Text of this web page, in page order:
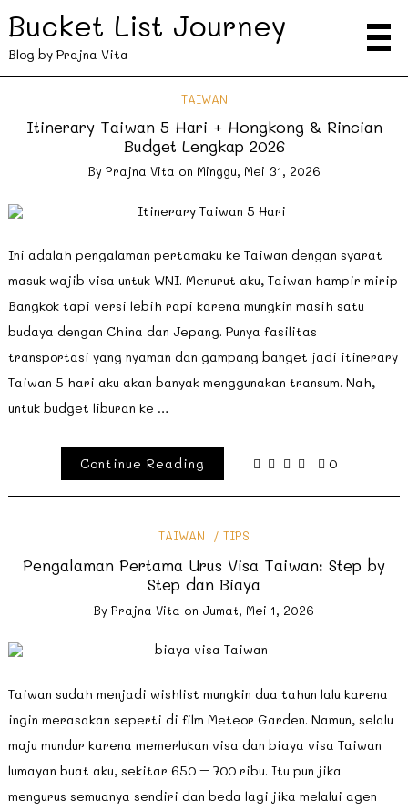
Bucket List Journey
Blog by Prajna Vita
TAIWAN
Itinerary Taiwan 5 Hari + Hongkong & Rincian
Budget Lengkap 2026
By Prajna Vita on Minggu, Mei 31, 2026
Ini adalah pengalaman pertamaku ke Taiwan dengan syarat
masuk wajib visa untuk WNI. Menurut aku, Taiwan hampir mirip
Bangkok tapi versi lebih rapi karena mungkin masih satu
budaya dengan China dan Jepang. Punya fasilitas
transportasi yang nyaman dan gampang banget jadi itinerary
Taiwan 5 hari aku akan banyak menggunakan transum. Nah,
untuk budget liburan ke …
Continue Reading 0
TAIWAN TIPS
Pengalaman Pertama Urus Visa Taiwan: Step by
Step dan Biaya
By Prajna Vita on Jumat, Mei 1, 2026
Taiwan sudah menjadi wishlist mungkin dua tahun lalu karena
ingin merasakan seperti di film Meteor Garden. Namun, selalu
maju mundur karena memerlukan visa dan biaya visa Taiwan
lumayan buat aku, sekitar 650 – 700 ribu. Itu pun jika
mengurus semuanya sendiri dan beda lagi jika melalui agen